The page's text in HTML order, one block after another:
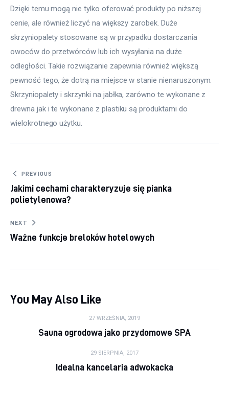
Dzięki temu mogą nie tylko oferować produkty po niższej
cenie, ale również liczyć na większy zarobek. Duże
skrzyniopalety stosowane są w przypadku dostarczania
owoców do przetwórców lub ich wysyłania na duże
odległości. Takie rozwiązanie zapewnia również większą
pewność tego, że dotrą na miejsce w stanie nienaruszonym.
Skrzyniopalety i skrzynki na jabłka, zarówno te wykonane z
drewna jak i te wykonane z plastiku są produktami do
wielokrotnego użytku.
Nawigacja wpisu
PREVIOUS
Jakimi cechami charakteryzuje się pianka
polietylenowa?
NEXT
Ważne funkcje breloków hotelowych
You May Also Like
27 WRZEŚNIA, 2019
Sauna ogrodowa jako przydomowe SPA
29 SIERPNIA, 2017
Idealna kancelaria adwokacka